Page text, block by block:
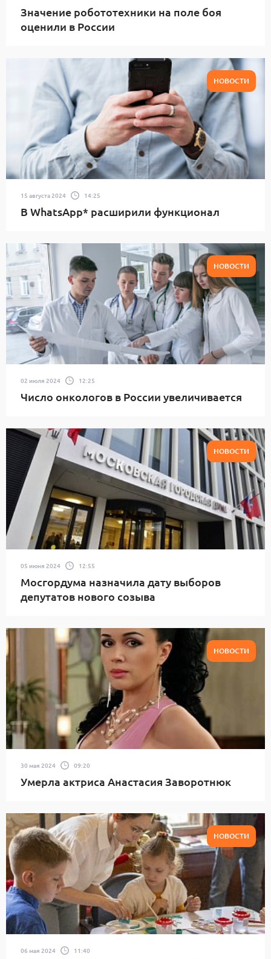
Значение робототехники на поле боя
оценили в России
НОВОСТИ
15 августа 2024 14:25
В WhatsApp* расширили функционал
НОВОСТИ
02 июля 2024 12:25
Число онкологов в России увеличивается
НОВОСТИ
05 июня 2024 12:55
Мосгордума назначила дату выборов
депутатов нового созыва
НОВОСТИ
30 мая 2024 09:20
Умерла актриса Анастасия Заворотнюк
НОВОСТИ
06 мая 2024 11:40